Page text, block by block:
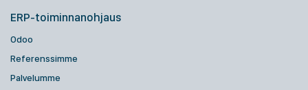
ERP-toiminnanohjaus
Odoo
Referenssimme
Palvelumme